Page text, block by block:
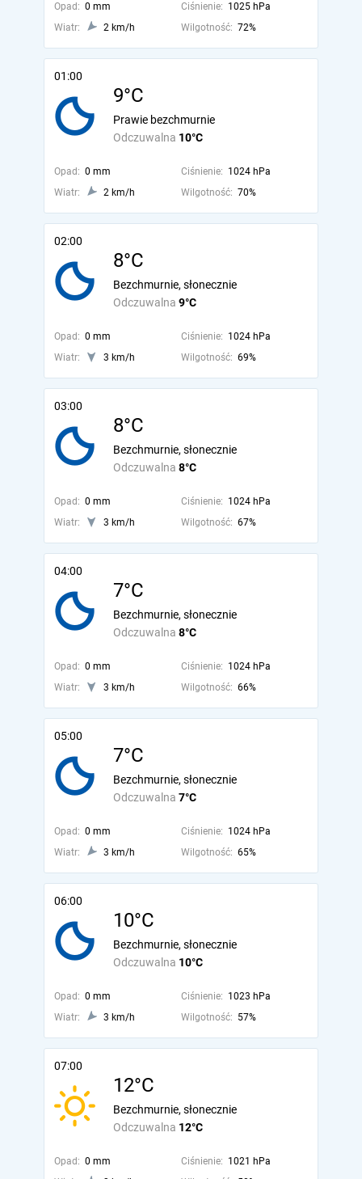
Opad: 0 mm Ciśnienie: 1025 hPa
Wiatr:
2 km/h Wilgotność: 72%
01:00
9°C
Odczuwalna 10°C
Prawie bezchmurnie
Opad: 0 mm Ciśnienie: 1024 hPa
Wiatr:
2 km/h Wilgotność: 70%
02:00
8°C
Odczuwalna 9°C
Bezchmurnie, słonecznie
Opad: 0 mm Ciśnienie: 1024 hPa
Wiatr:
3 km/h Wilgotność: 69%
03:00
8°C
Odczuwalna 8°C
Bezchmurnie, słonecznie
Opad: 0 mm Ciśnienie: 1024 hPa
Wiatr:
3 km/h Wilgotność: 67%
04:00
7°C
Odczuwalna 8°C
Bezchmurnie, słonecznie
Opad: 0 mm Ciśnienie: 1024 hPa
Wiatr:
3 km/h Wilgotność: 66%
05:00
7°C
Odczuwalna 7°C
Bezchmurnie, słonecznie
Opad: 0 mm Ciśnienie: 1024 hPa
Wiatr:
3 km/h Wilgotność: 65%
06:00
10°C
Odczuwalna 10°C
Bezchmurnie, słonecznie
Opad: 0 mm Ciśnienie: 1023 hPa
Wiatr:
3 km/h Wilgotność: 57%
07:00
12°C
Odczuwalna 12°C
Bezchmurnie, słonecznie
Opad: 0 mm Ciśnienie: 1021 hPa